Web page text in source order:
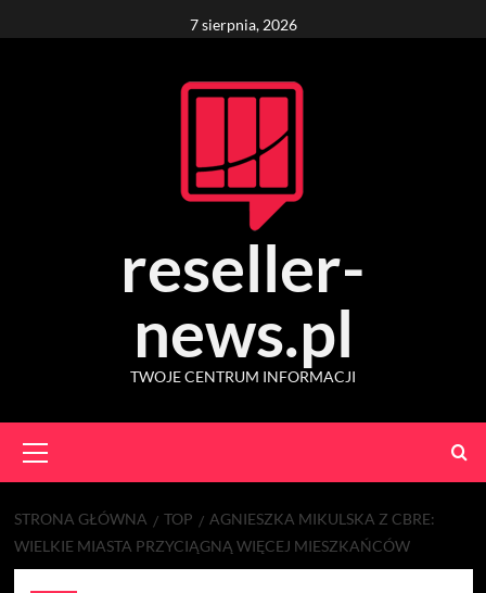
to
7 sierpnia, 2026
reseller-
news.pl
TWOJE CENTRUM INFORMACJI
Menu
STRONA GŁÓWNA TOP
AGNIESZKA MIKULSKA Z CBRE:
WIELKIE MIASTA PRZYCIĄGNĄ WIĘCEJ MIESZKAŃCÓW